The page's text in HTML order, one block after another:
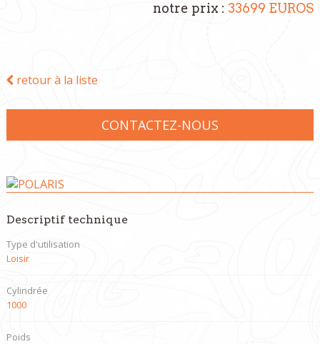
notre prix : 33699 EUROS
retour à la liste
CONTACTEZ-NOUS
Descriptif technique
Type d'utilisation
Loisir
Cylindrée
1000
Poids